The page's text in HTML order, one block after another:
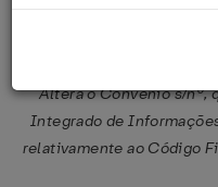
Publicado
Altera o Convênio s/nº,
Integrado de
relativamente ao Código